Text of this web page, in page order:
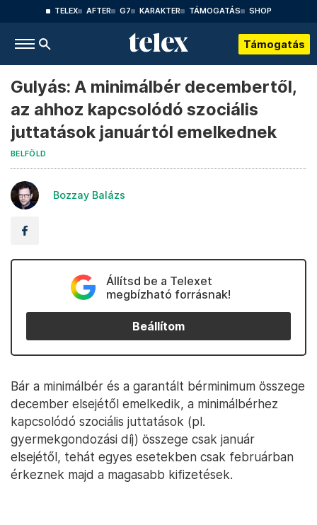
TELEX AFTER G7 KARAKTER TÁMOGATÁS SHOP
Támogatás
Gulyás: A minimálbér decembertől,
az ahhoz kapcsolódó szociális
juttatások januártól emelkednek
BELFÖLD
Bozzay Balázs
Állítsd be a Telexet
megbízható forrásnak!
Beállítom
Bár a minimálbér és a garantált bérminimum összege
december elsejétől emelkedik, a minimálbérhez
kapcsolódó szociális juttatások (pl.
gyermekgondozási díj) összege csak január
elsejétől, tehát egyes esetekben csak februárban
érkeznek majd a magasabb kifizetések.